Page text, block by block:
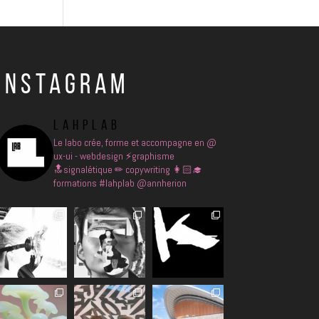
LAHPLAB
Le labo crée, forme et accompagne en @
ux-ui - webdesign ⚡️graphisme
🔝signalétique ✏ copywriting 👩🏻‍🎓
formations #lahplab @annherion